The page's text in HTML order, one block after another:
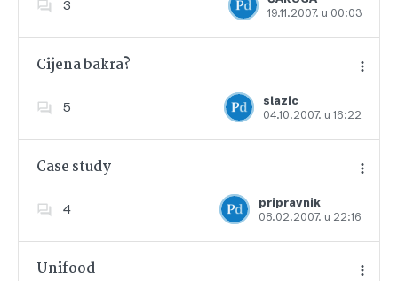
3
19.11.2007. u 00:03
Dodajte u favorite
Cijena bakra?
5
slazic
04.10.2007. u 16:22
Dodajte u favorite
Case study
4
pripravnik
08.02.2007. u 22:16
Dodajte u favorite
Unifood